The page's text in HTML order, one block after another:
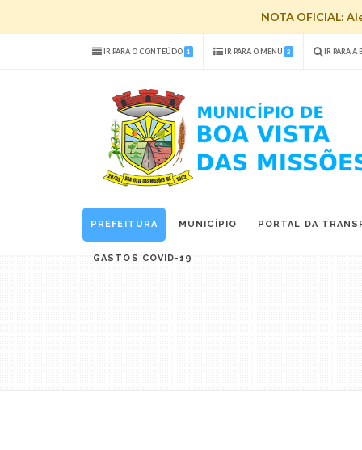
NOTA OFICIAL:
IR PARA O CONTEÚDO 1 IR PARA O MENU 2 IR PARA A
PREFEITURA MUNICÍPIO PORTAL DA
GASTOS COVID-19